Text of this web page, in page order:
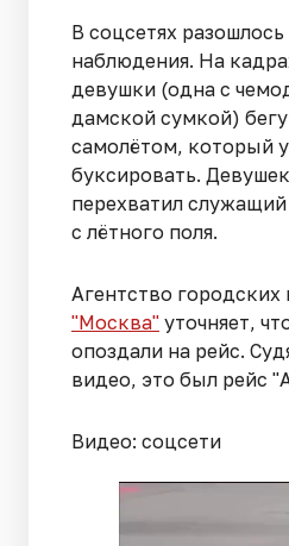
В соцсетях
наблюдения. На
девушки (одна с
дамской сумкой)
самолётом, который
буксировать.
перехватил
с лётного поля.
Агентство городских
"Москва" уточняет,
опоздали на рейс.
видео, это был рейс
Видео: соцсети